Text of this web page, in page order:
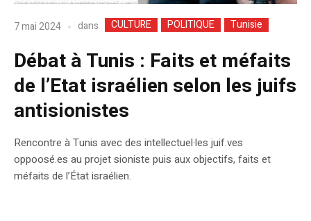
7 mai 2024 dans CULTURE POLITIQUE Tunisie
Débat à Tunis : Faits et méfaits
de l’Etat israélien selon les juifs
antisionistes
Rencontre à Tunis avec des intellectuel·les juif.ves
oppoosé.es au projet sioniste puis aux objectifs, faits et
méfaits de l’État israélien.